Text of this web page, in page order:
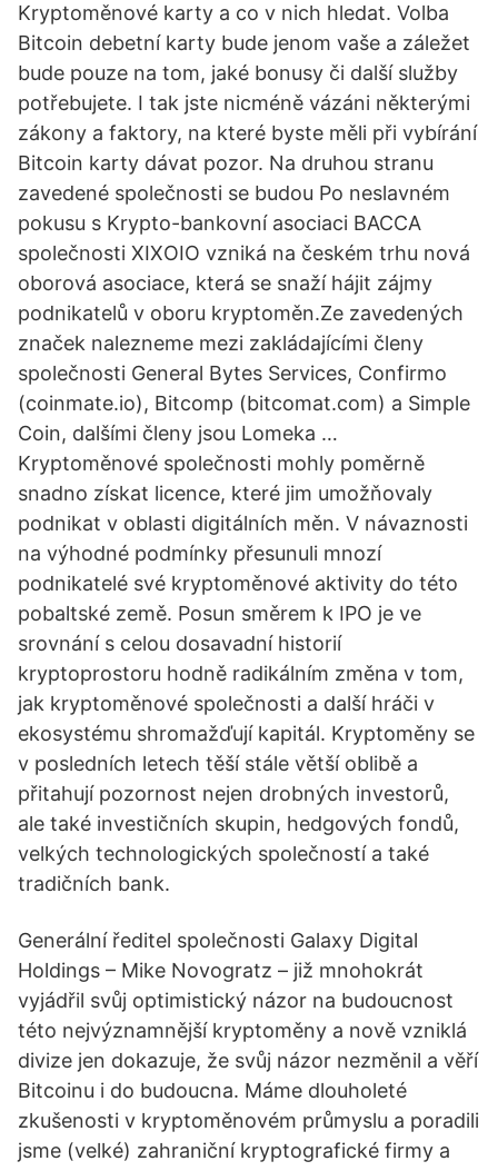
Kryptoměnové karty a co v nich hledat. Volba
Bitcoin debetní karty bude jenom vaše a záležet
bude pouze na tom, jaké bonusy či další služby
potřebujete. I tak jste nicméně vázáni některými
zákony a faktory, na které byste měli při vybírání
Bitcoin karty dávat pozor. Na druhou stranu
zavedené společnosti se budou Po neslavném
pokusu s Krypto-bankovní asociaci BACCA
společnosti XIXOIO vzniká na českém trhu nová
oborová asociace, která se snaží hájit zájmy
podnikatelů v oboru kryptoměn.Ze zavedených
značek nalezneme mezi zakládajícími členy
společnosti General Bytes Services, Confirmo
(coinmate.io), Bitcomp (bitcomat.com) a Simple
Coin, dalšími členy jsou Lomeka …
Kryptoměnové společnosti mohly poměrně
snadno získat licence, které jim umožňovaly
podnikat v oblasti digitálních měn. V návaznosti
na výhodné podmínky přesunuli mnozí
podnikatelé své kryptoměnové aktivity do této
pobaltské země. Posun směrem k IPO je ve
srovnání s celou dosavadní historií
kryptoprostoru hodně radikálním změna v tom,
jak kryptoměnové společnosti a další hráči v
ekosystému shromažďují kapitál. Kryptoměny se
v posledních letech těší stále větší oblibě a
přitahují pozornost nejen drobných investorů,
ale také investičních skupin, hedgových fondů,
velkých technologických společností a také
tradičních bank.
Generální ředitel společnosti Galaxy Digital
Holdings – Mike Novogratz – již mnohokrát
vyjádřil svůj optimistický názor na budoucnost
této nejvýznamnější kryptoměny a nově vzniklá
divize jen dokazuje, že svůj názor nezměnil a věří
Bitcoinu i do budoucna. Máme dlouholeté
zkušenosti v kryptoměnovém průmyslu a poradili
jsme (velké) zahraniční kryptografické firmy a